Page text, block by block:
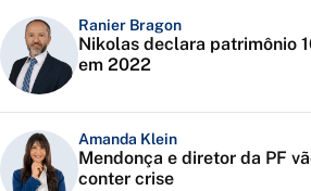
Ranier Bragon
Nikolas declara patrimônio
em 2022
Amanda Klein
Mendonça e diretor da PF
conter crise